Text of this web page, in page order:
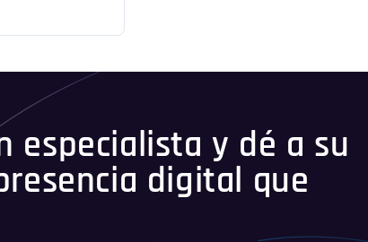
especialista y dé a su
digital que